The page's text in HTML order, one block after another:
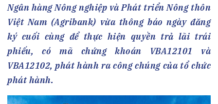
Ngân hàng Nông nghiệp và Phát triển Nông thôn
Việt Nam (Agribank) vừa thông báo ngày đăng
ký cuối cùng để thực hiện quyền trả lãi trái
phiếu, có mã chứng khoán VBA12101 và
VBA12102, phát hành ra công chúng của tổ chức
phát hành.